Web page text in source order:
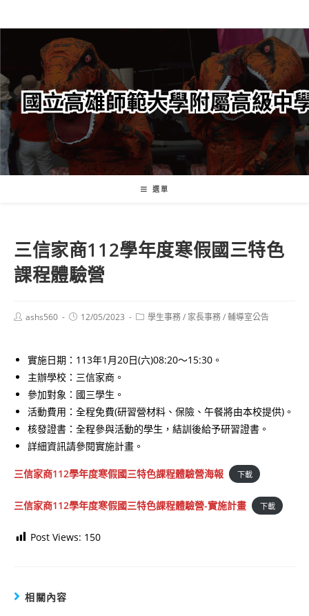
轉
要
內
容
選單
三信家商112學年度寒假國三特色
課程體驗營
Postashs560
Post12/05/2023
Post學生事務/ 家長事務/輔導室公告
實施日期：113年1月20日(六)08:20～15:30。
主辦學校：三信家商。
參加對象：國三學生。
活動費用：全程免費(研習營材料、保險、午餐將由本校提供)。
核發證書：全程參與活動的學生，結訓後給予研習證書。
詳細資訊請參閱實施計畫。
三信家商112學年度寒假國三特色課程體驗營海報 下載
三信家商112學年度寒假國三特色課程體驗營-實施計畫 下載
Post Views: 150
相關內容